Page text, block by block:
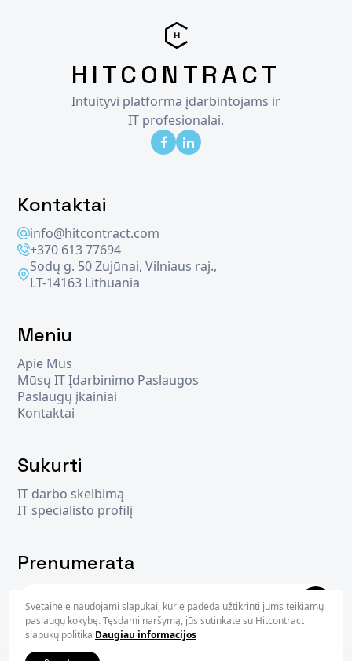
Svetainėje naudojami slapukai, kurie padeda užtikrinti jums teikiamų
paslaugų kokybę. Tęsdami naršymą, jūs sutinkate su Hitcontract
slapukų politika Daugiau informacijos
HITCONTRACT
Intuityvi platforma įdarbintojams ir
IT profesionalai.
Kontaktai
info@hitcontract.com
+370 613 77694
Sodų g. 50 Zujūnai, Vilniaus raj.,
LT-14163 Lithuania
Meniu
Apie Mus
Mūsų IT Įdarbinimo Paslaugos
Paslaugų įkainiai
Kontaktai
Sukurti
IT darbo skelbimą
IT specialisto profilį
Prenumerata